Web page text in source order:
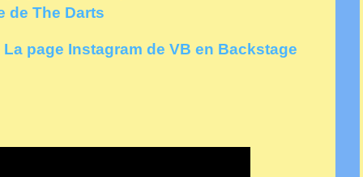
de The Darts
La page Instagram de VB en Backstage